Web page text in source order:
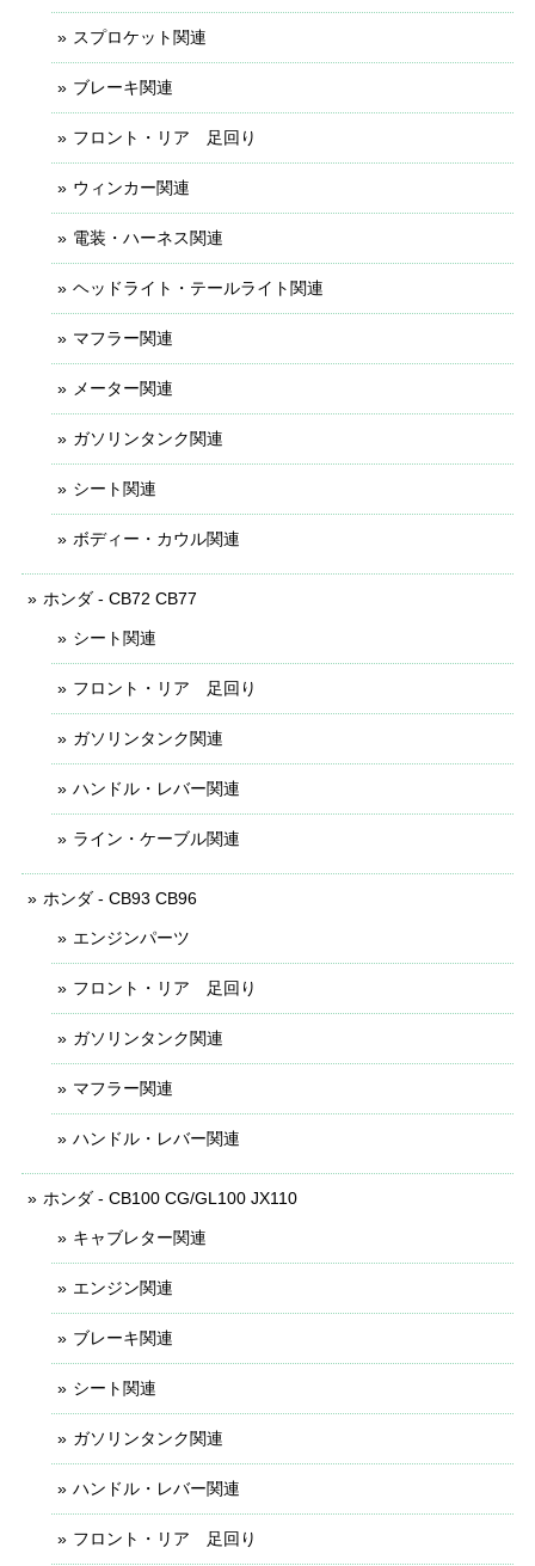
スプロケット関連
ブレーキ関連
フロント・リア 足回り
ウィンカー関連
電装・ハーネス関連
ヘッドライト・テールライト関連
マフラー関連
メーター関連
ガソリンタンク関連
シート関連
ボディー・カウル関連
ホンダ - CB72 CB77
シート関連
フロント・リア 足回り
ガソリンタンク関連
ハンドル・レバー関連
ライン・ケーブル関連
ホンダ - CB93 CB96
エンジンパーツ
フロント・リア 足回り
ガソリンタンク関連
マフラー関連
ハンドル・レバー関連
ホンダ - CB100 CG/GL100 JX110
キャブレター関連
エンジン関連
ブレーキ関連
シート関連
ガソリンタンク関連
ハンドル・レバー関連
フロント・リア 足回り